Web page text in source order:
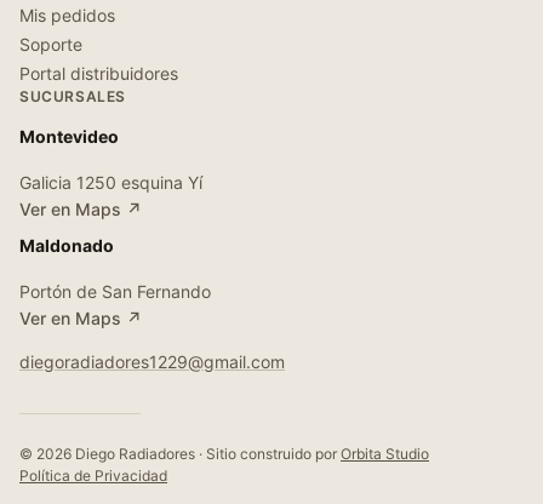
Mis pedidos
Soporte
Portal distribuidores
SUCURSALES
Montevideo
Galicia 1250 esquina Yí
Ver en Maps ↗
Maldonado
Portón de San Fernando
Ver en Maps ↗
diegoradiadores1229@gmail.com
© 2026 Diego Radiadores · Sitio construido por Orbita Studio
Política de Privacidad